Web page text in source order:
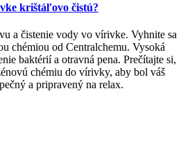
krištáľovo čistú?
a čistenie vody vo vírivke. Vyhnite sa
chémiou od Centralchemu. Vysoká
baktérií a otravná pena. Prečítajte si,
chémiu do vírivky, aby bol váš
a pripravený na relax.